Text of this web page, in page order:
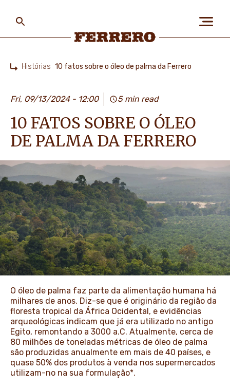
PESSOAS E PLANETA
AS NOSSAS MARCAS
CARREIRAS
NOTÍCIAS E HISTÓRIAS
main
content
Histórias 10 fatos sobre o óleo de palma da Ferrero
Fri, 09/13/2024 - 12:00 5 min read
10 FATOS SOBRE O ÓLEO
DE PALMA DA FERRERO
O óleo de palma faz parte da alimentação humana há
milhares de anos. Diz-se que é originário da região da
floresta tropical da África Ocidental, e evidências
arqueológicas indicam que já era utilizado no antigo
Egito, remontando a 3000 a.C. Atualmente, cerca de
80 milhões de toneladas métricas de óleo de palma
são produzidas anualmente em mais de 40 países, e
quase 50% dos produtos à venda nos supermercados
utilizam-no na sua formulação*.